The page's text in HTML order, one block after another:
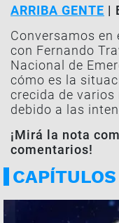
ARRIBA GENTE |
Conversamos en
con Fernando
Nacional de
cómo es la
crecida de varios
debido a las
¡Mirá la nota
comentarios!